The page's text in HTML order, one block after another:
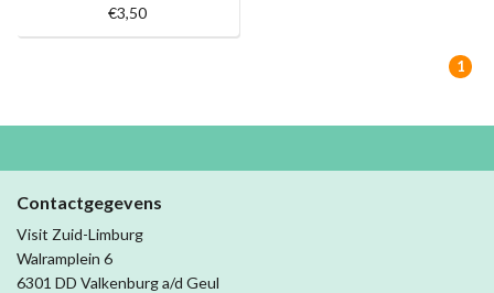
€3,50
1
Contactgegevens
Visit Zuid-Limburg
Walramplein 6
6301 DD Valkenburg a/d Geul